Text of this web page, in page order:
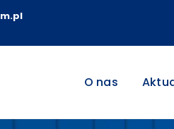
O nas